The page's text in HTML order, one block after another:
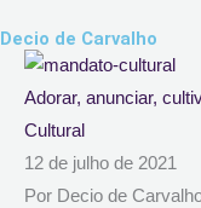
Decio de Carvalho
Adorar, anunciar,
Cultural
12 de julho de 2021
Por Decio de